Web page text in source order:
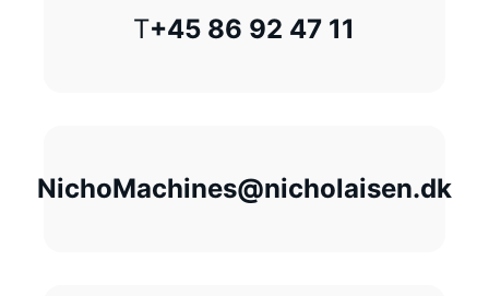
T+45 86 92 47 11
NichoMachines@nicholaisen.dk